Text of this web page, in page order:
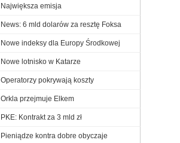
Największa emisja
News: 6 mld dolarów za resztę Foksa
Nowe indeksy dla Europy Środkowej
Nowe lotnisko w Katarze
Operatorzy pokrywają koszty
Orkla przejmuje Elkem
PKE: Kontrakt za 3 mld zł
Pieniądze kontra dobre obyczaje